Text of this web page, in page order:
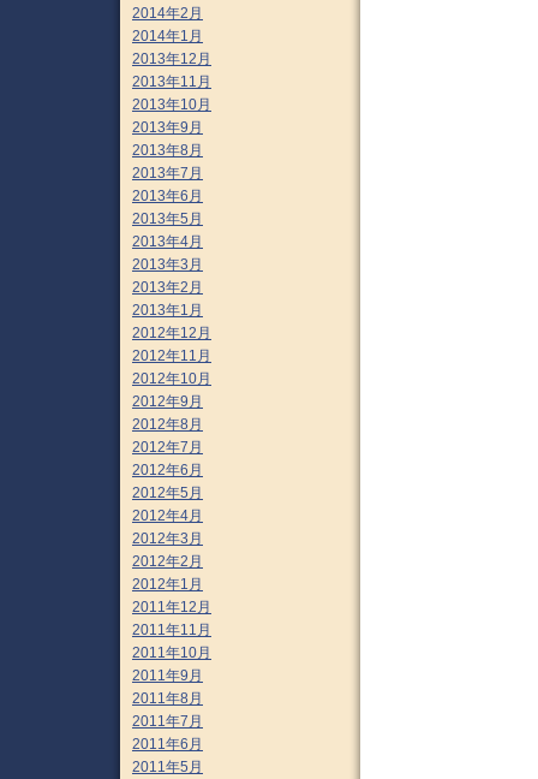
2014年2月
2014年1月
2013年12月
2013年11月
2013年10月
2013年9月
2013年8月
2013年7月
2013年6月
2013年5月
2013年4月
2013年3月
2013年2月
2013年1月
2012年12月
2012年11月
2012年10月
2012年9月
2012年8月
2012年7月
2012年6月
2012年5月
2012年4月
2012年3月
2012年2月
2012年1月
2011年12月
2011年11月
2011年10月
2011年9月
2011年8月
2011年7月
2011年6月
2011年5月